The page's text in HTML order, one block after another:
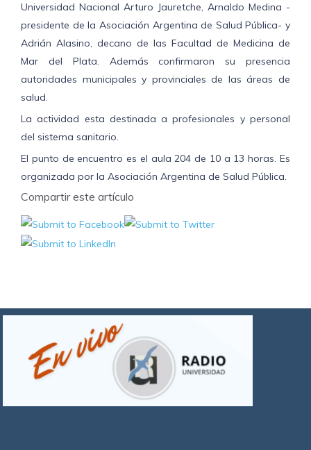
Universidad Nacional Arturo Jauretche, Arnaldo Medina -
presidente de la Asociación Argentina de Salud Pública- y
Adrián Alasino, decano de las Facultad de Medicina de
Mar del Plata. Además confirmaron su presencia
autoridades municipales y provinciales de las áreas de
salud.
La actividad esta destinada a profesionales y personal
del sistema sanitario.
El punto de encuentro es el aula 204 de 10 a 13 horas. Es
organizada por la Asociación Argentina de Salud Pública.
Compartir este artículo